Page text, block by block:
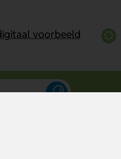
voorbeeld